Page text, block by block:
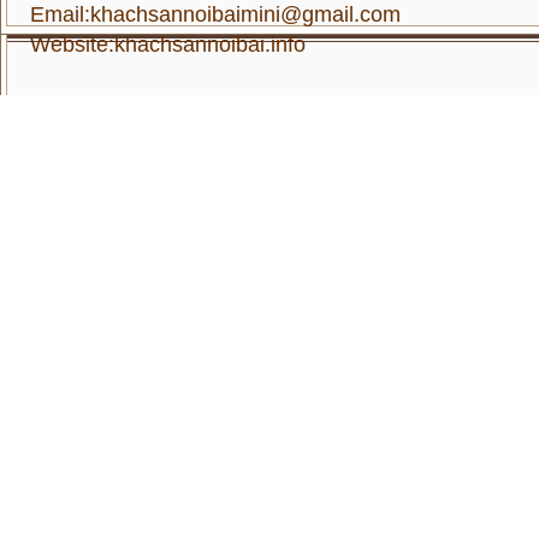
Email:khachsannoibaimini@gmail.com
Website:khachsannoibai.info